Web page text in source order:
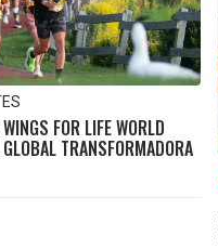
FOR LIFE WORLD
TRANSFORMADORA